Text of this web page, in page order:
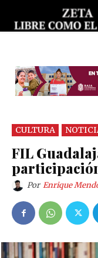
CULTURA
FIL
Por Enrique